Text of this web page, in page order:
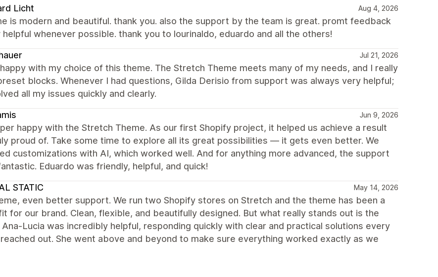
Licht Aug 4, 2026
is modern and beautiful. thank you. also the support by the team is great. promt feedback
helpful whenever possible. thank you to lourinaldo, eduardo and all the others!
Jul 21, 2026
with my choice of this theme. The Stretch Theme meets many of my needs, and I really
blocks. Whenever I had questions, Gilda Derisio from support was always very helpful;
all my issues quickly and clearly.
Jun 9, 2026
happy with the Stretch Theme. As our first Shopify project, it helped us achieve a result
proud of. Take some time to explore all its great possibilities — it gets even better. We
customizations with AI, which worked well. And for anything more advanced, the support
Eduardo was friendly, helpful, and quick!
STATIC May 14, 2026
even better support. We run two Shopify stores on Stretch and the theme has been a
for our brand. Clean, flexible, and beautifully designed. But what really stands out is the
Lucia was incredibly helpful, responding quickly with clear and practical solutions every
out. She went above and beyond to make sure everything worked exactly as we